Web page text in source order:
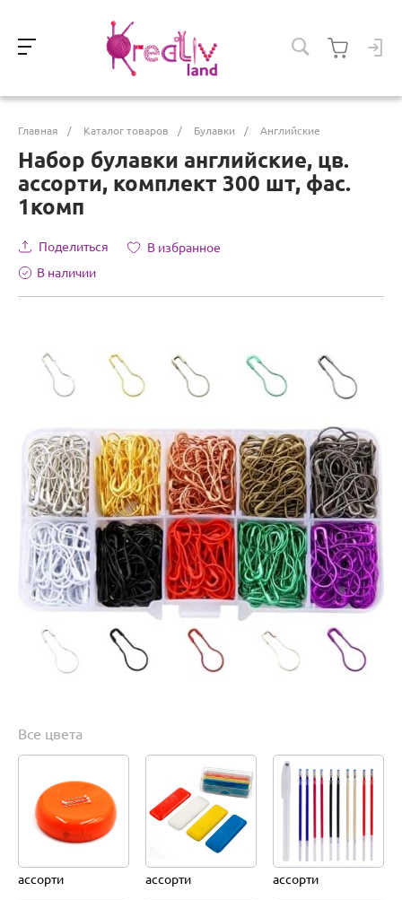
Главная / Каталог товаров / Булавки / Английские
Набор булавки английские, цв.
ассорти, комплект 300 шт, фас.
1комп
Поделиться
В избранное
В наличии
Все цвета
ассорти ассорти ассорти